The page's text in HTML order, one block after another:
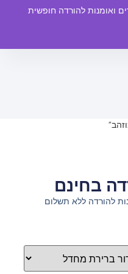
ואומנות להורדה חופשית
בחינם
להורדה ללא תשלום